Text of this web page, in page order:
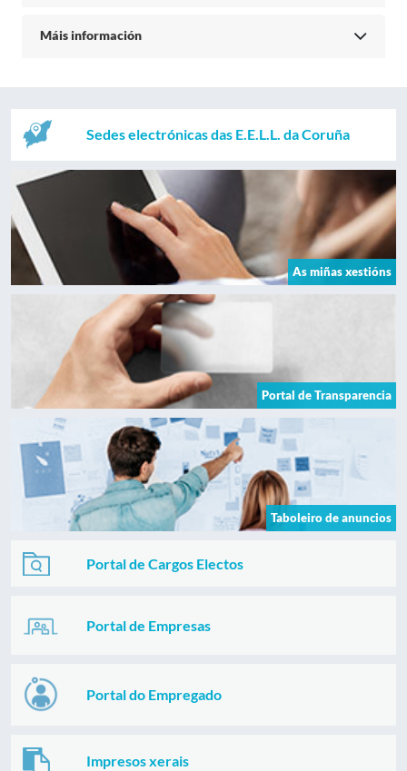
Máis información
Sedes electrónicas das E.E.L.L. da Coruña
As miñas xestións
Portal de Transparencia
Taboleiro de anuncios
Portal de Cargos Electos
Portal de Empresas
Portal do Empregado
Impresos xerais